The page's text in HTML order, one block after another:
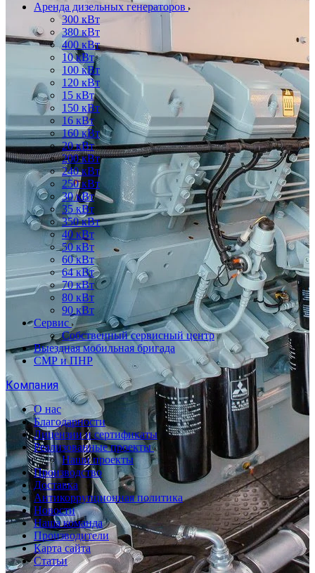
Аренда дизельных генераторов
300 кВт
380 кВт
400 кВт
10 кВт
100 кВт
120 кВт
15 кВт
150 кВт
16 кВт
160 кВт
20 кВт
200 кВт
240 кВт
250 кВт
30 кВт
35 кВт
350 кВт
40 кВт
50 кВт
60 кВт
64 кВт
70 кВт
80 кВт
90 кВт
Сервис
Собственный сервисный центр
Выездная мобильная бригада
СМР и ПНР
Компания
О нас
Благодарности
Лицензии и сертификаты
Реализованные проекты
Наши проекты
Производство
Доставка
Антикоррупционная политика
Новости
Наша команда
Производители
Карта сайта
Статьи